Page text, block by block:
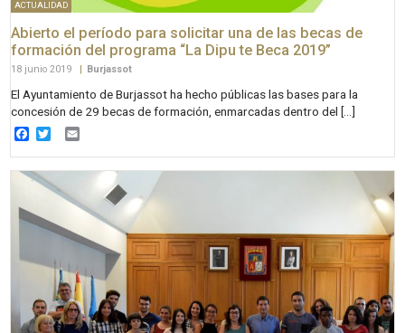
ACTUALIDAD
Abierto el período para solicitar una de las becas de
formación del programa “La Dipu te Beca 2019”
18 junio 2019 | Burjassot
El Ayuntamiento de Burjassot ha hecho públicas las bases para la
concesión de 29 becas de formación, enmarcadas dentro del […]
Facebook
Twitter